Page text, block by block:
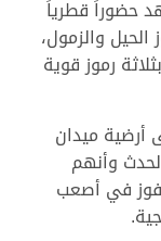
حضوراً قطرياً
والزمول،
رموز قوية
أرضية ميدان
وأنهم
في أصعب